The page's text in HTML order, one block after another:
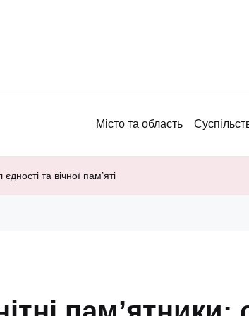
Місто та область
та вічної пам’яті